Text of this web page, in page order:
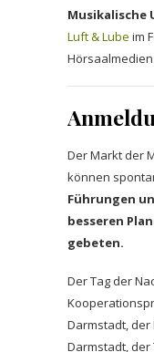
Luft & Lube im
Der Markt der
können
Führungen
besseren
gebeten.
Der Tag der
Darmstadt, der
Darmstadt, der